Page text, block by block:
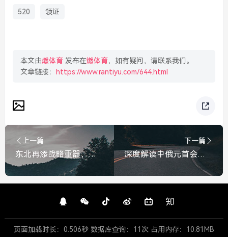
520 领证
本文由燃体育 发布在燃体育，如有疑问，请联系我们。
文章链接：
https://www.rantiyu.com/644.html
上一篇
东北再添战略重器，新发现稀土矿更好挖，为全球供应链注入中国底气，东北新稀土矿更好挖，战略重器加持，全球供应链底气十足
下一篇
深度解读中俄元首会晤，成果文件清单全景扫描，中俄元首会晤成果文件清单全景扫描与深度解读
页面加载时长：0.506秒 数据库查询：11次 占用内存：10.81MB